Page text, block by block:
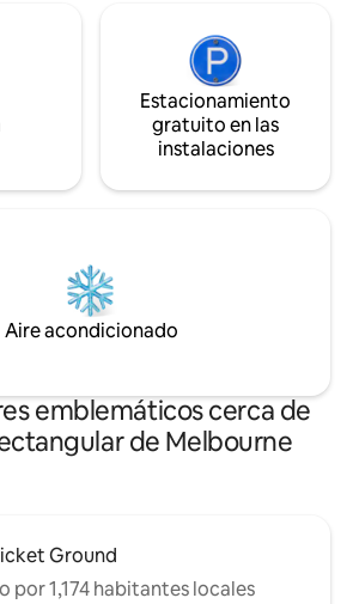
Estacionamiento
gratuito en las
instalaciones
Aire acondicionado
emblemáticos cerca de
de Melbourne
Ground
por 1,174 habitantes locales